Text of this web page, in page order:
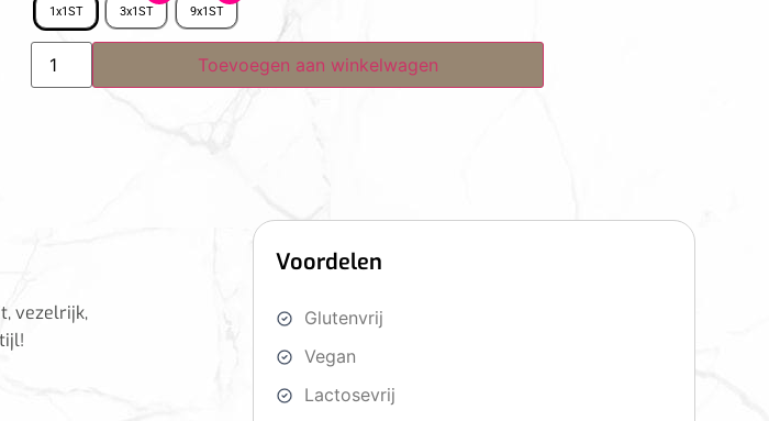
1x1ST 3x1ST 9x1ST
Toevoegen aan winkelwagen
vezelrijk,
Voordelen
Glutenvrij
Vegan
Lactosevrij